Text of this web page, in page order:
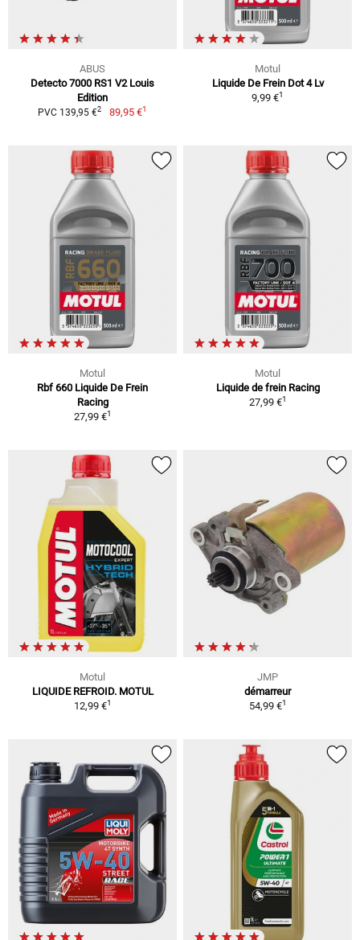
ABUS
Detecto 7000 RS1 V2 Louis
Edition
PVC 139,95 €2 89,95 €1
Motul
Liquide De Frein Dot 4 Lv
9,99 €1
Motul
Rbf 660 Liquide De Frein
Racing
27,99 €1
Motul
Liquide de frein Racing
27,99 €1
Motul
LIQUIDE REFROID. MOTUL
12,99 €1
JMP
démarreur
54,99 €1